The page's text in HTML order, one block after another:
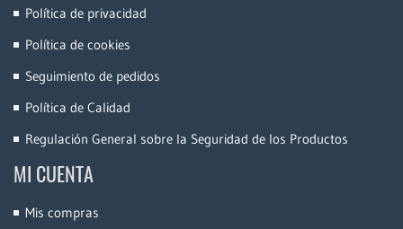
Política de privacidad
Política de cookies
Seguimiento de pedidos
Política de Calidad
Regulación General sobre la Seguridad de los Productos
MI CUENTA
Mis compras